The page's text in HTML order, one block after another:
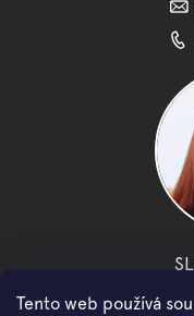
Tento web používá